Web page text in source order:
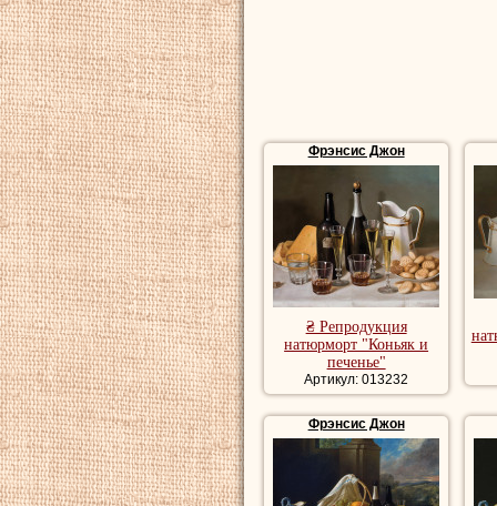
Фрэнсис Джон
₴ Репродукция
натюрморт "Коньяк и
печенье"
Артикул: 013232
Фрэнсис Джон